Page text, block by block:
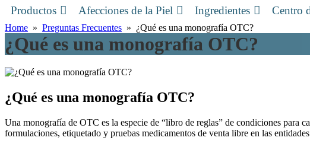
Productos Afecciones de la Piel Ingredientes Centro
Home » Preguntas Frecuentes » ¿Qué es una monografía OTC?
¿Qué es una monografía OTC?
¿Qué es una monografía OTC?
Una monografía de OTC es la especie de “libro de reglas” de condiciones para
formulaciones, etiquetado y pruebas medicamentos de venta libre en las